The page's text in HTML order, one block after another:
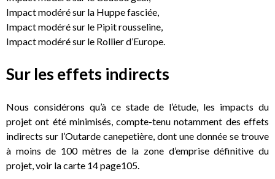
Impact modéré sur la Huppe fasciée,
Impact modéré sur le Pipit rousseline,
Impact modéré sur le Rollier d’Europe.
Sur les effets indirects
Nous considérons qu’à ce stade de l’étude, les impacts du
projet ont été minimisés, compte-tenu notamment des effets
indirects sur l’Outarde canepetière, dont une donnée se trouve
à moins de 100 mètres de la zone d’emprise définitive du
projet, voir la carte 14 page105.